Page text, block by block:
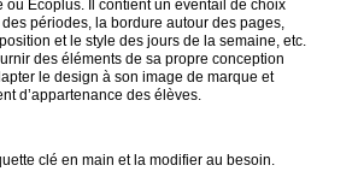
ou Écoplus. Il contient un éventail de choix
périodes, la bordure autour des pages,
et le style des jours de la semaine, etc.
des éléments de sa propre conception
le design à son image de marque et
d’appartenance des élèves.
clé en main et la modifier au besoin.